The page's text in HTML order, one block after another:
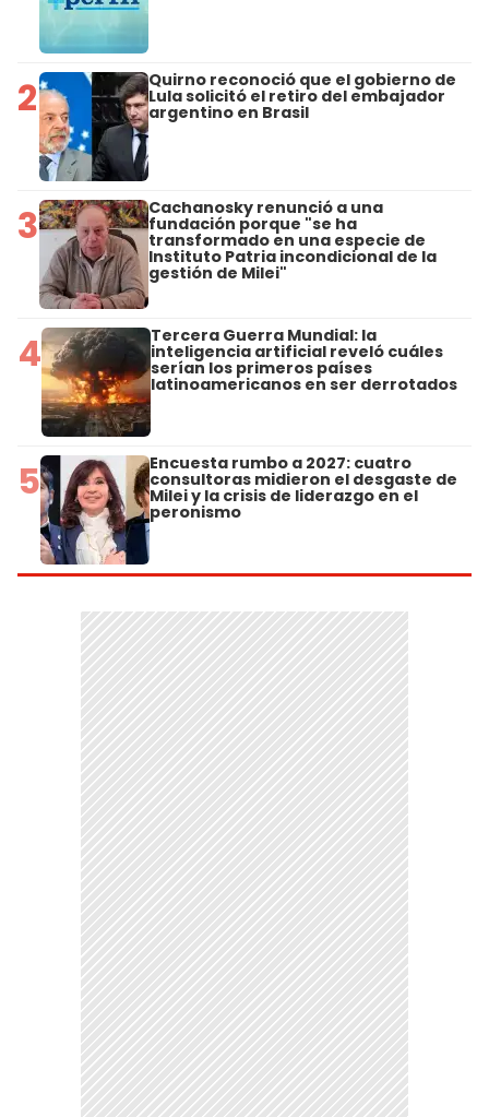
2 Quirno reconoció que el gobierno de
Lula solicitó el retiro del embajador
argentino en Brasil
3 Cachanosky renunció a una
fundación porque "se ha
transformado en una especie de
Instituto Patria incondicional de la
gestión de Milei"
4 Tercera Guerra Mundial: la
inteligencia artificial reveló cuáles
serían los primeros países
latinoamericanos en ser derrotados
5 Encuesta rumbo a 2027: cuatro
consultoras midieron el desgaste de
Milei y la crisis de liderazgo en el
peronismo